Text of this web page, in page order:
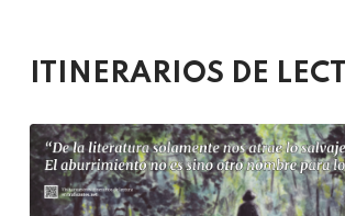
ITINERARIOS DE